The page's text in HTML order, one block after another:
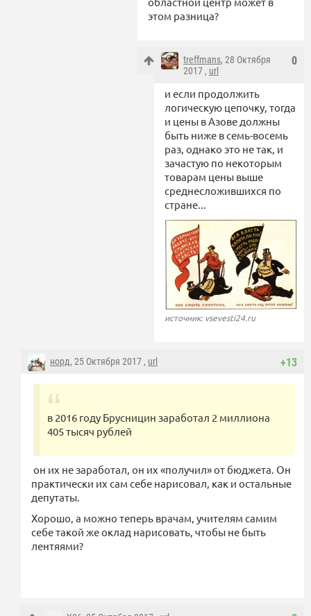
этом разница?
0
treffmans, 28 Октября
2017 , url
и если продолжить
логическую цепочку, тогда
и цены в Азове должны
быть ниже в семь-восемь
раз, однако это не так, и
зачастую по некоторым
товарам цены выше
среднесложившихся по
стране...
источник: vsevesti24.ru
+13
норд, 25 Октября 2017 , url
в 2016 году Брусницин заработал 2 миллиона
405 тысяч рублей
он их не заработал, он их «получил» от бюджета. Он
практически их сам себе нарисовал, как и остальные
депутаты.
Хорошо, а можно теперь врачам, учителям самим
себе такой же оклад нарисовать, чтобы не быть
лентяями?